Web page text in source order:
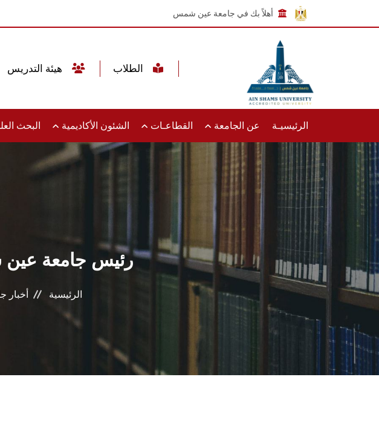
أهلاً بك في جامعة عين شمس
الرئيسيـة عن الجامعة القطاعـات الشئون الأكاديمية البحث
رئيس جامعة
الرئيسية